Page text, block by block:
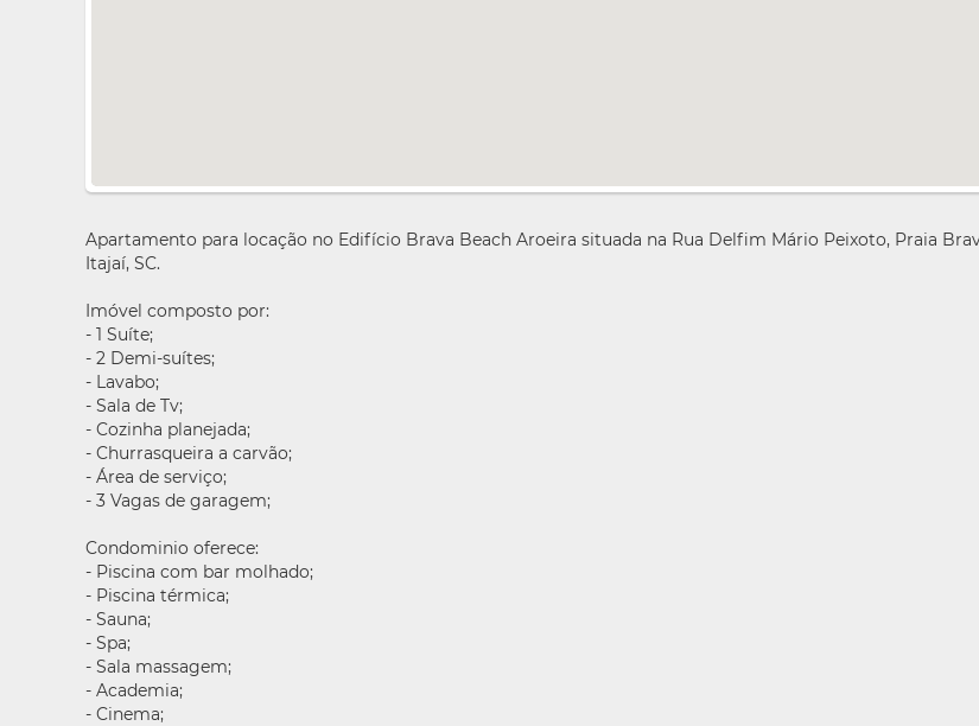
Apartamento para locação no Edifício Brava Beach Aroeira situada na Rua Delfim Mário Peixoto, Praia
Itajaí, SC.
Imóvel composto por:
- 1 Suíte;
- 2 Demi-suítes;
- Lavabo;
- Sala de Tv;
- Cozinha planejada;
- Churrasqueira a carvão;
- Área de serviço;
- 3 Vagas de garagem;
Condominio oferece:
- Piscina com bar molhado;
- Piscina térmica;
- Sauna;
- Spa;
- Sala massagem;
- Academia;
- Cinema;